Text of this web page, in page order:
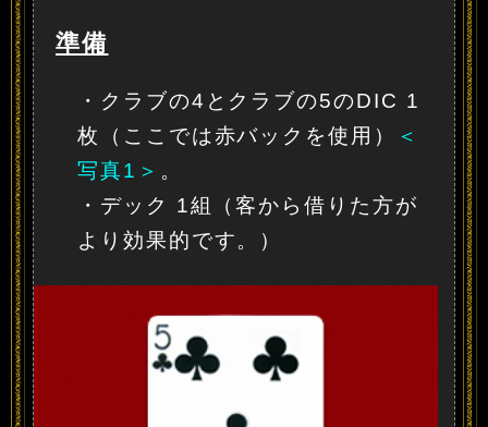
準備
・クラブの4とクラブの5のDIC 1
枚（ここでは赤バックを使用）
＜
写真1＞ 。
・デック 1組（客から借りた方が
より効果的です。）